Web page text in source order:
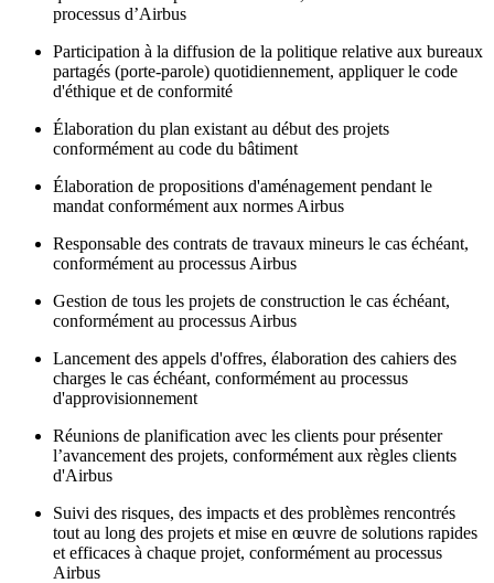
processus d’Airbus
Participation à la diffusion de la politique relative aux bureaux
partagés (porte-parole) quotidiennement, appliquer le code
d'éthique et de conformité
Élaboration du plan existant au début des projets
conformément au code du bâtiment
Élaboration de propositions d'aménagement pendant le
mandat conformément aux normes Airbus
Responsable des contrats de travaux mineurs le cas échéant,
conformément au processus Airbus
Gestion de tous les projets de construction le cas échéant,
conformément au processus Airbus
Lancement des appels d'offres, élaboration des cahiers des
charges le cas échéant, conformément au processus
d'approvisionnement
Réunions de planification avec les clients pour présenter
l’avancement des projets, conformément aux règles clients
d'Airbus
Suivi des risques, des impacts et des problèmes rencontrés
tout au long des projets et mise en œuvre de solutions rapides
et efficaces à chaque projet, conformément au processus
Airbus